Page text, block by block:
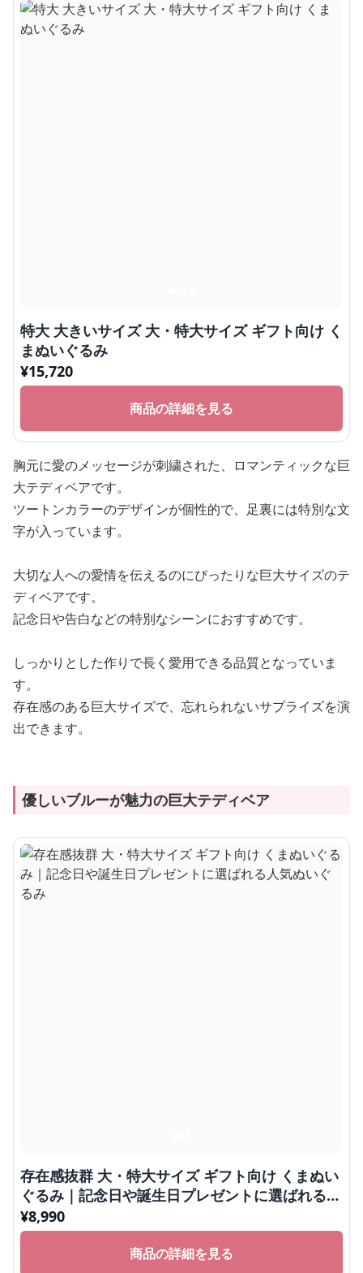
特大 大きいサイズ 大・特大サイズ ギフト向け く
まぬいぐるみ
¥15,720
商品の詳細を見る
胸元に愛のメッセージが刺繍された、ロマンティックな巨
大テディベアです。
ツートンカラーのデザインが個性的で、足裏には特別な文
字が入っています。
大切な人への愛情を伝えるのにぴったりな巨大サイズのテ
ディベアです。
記念日や告白などの特別なシーンにおすすめです。
しっかりとした作りで長く愛用できる品質となっていま
す。
存在感のある巨大サイズで、忘れられないサプライズを演
出できます。
優しいブルーが魅力の巨大テディベア
存在感抜群 大・特大サイズ ギフト向け くまぬい
ぐるみ｜記念日や誕生日プレゼントに選ばれる人
気ぬいぐるみ
¥8,990
商品の詳細を見る